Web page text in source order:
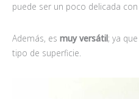
puede ser un poco delicada
Además, es muy versátil; ya
tipo de superficie.